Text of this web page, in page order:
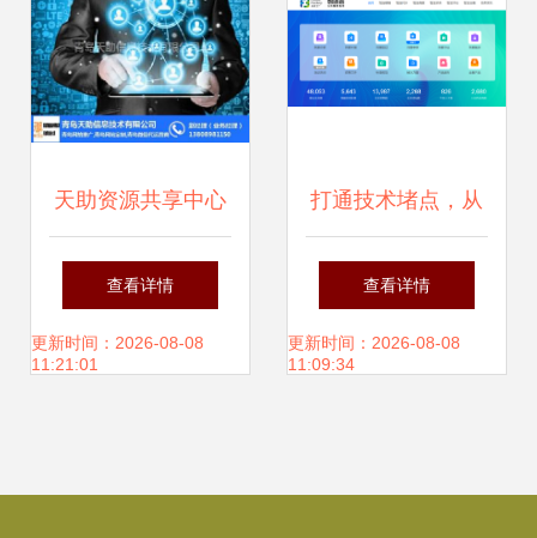
天助资源共享中心
青岛天助在线咨
询，搭建信息桥梁
查看详情
更新时间：2026-08-08
11:21:01
打通技术堵点，从
一站式服务看中国
制造的数字化跃迁
查看详情
更新时间：2026-08-08
11:09:34